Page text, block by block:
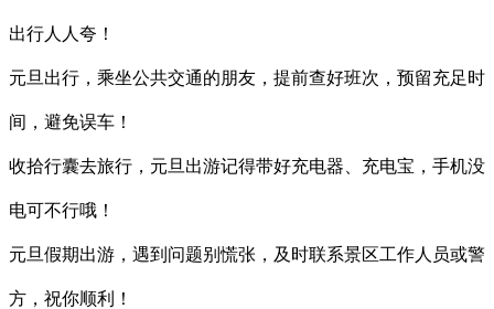
出行人人夸！
元旦出行，乘坐公共交通的朋友，提前查好班次，预留充足时
间，避免误车！
收拾行囊去旅行，元旦出游记得带好充电器、充电宝，手机没
电可不行哦！
元旦假期出游，遇到问题别慌张，及时联系景区工作人员或警
方，祝你顺利！